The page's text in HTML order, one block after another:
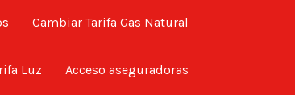
Cambiar Tarifa Gas Natural
Luz Acceso aseguradoras